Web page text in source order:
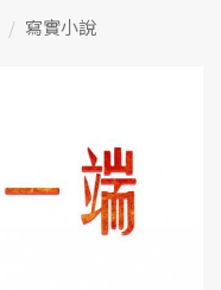
寫實小說